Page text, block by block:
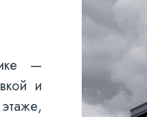
—
и